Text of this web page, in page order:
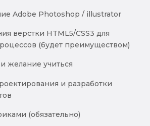
Adobe Photoshop / illustrator
верстки HTML5/CSS3 для
(будет преимуществом)
желание учиться
и разработки
(обязательно)